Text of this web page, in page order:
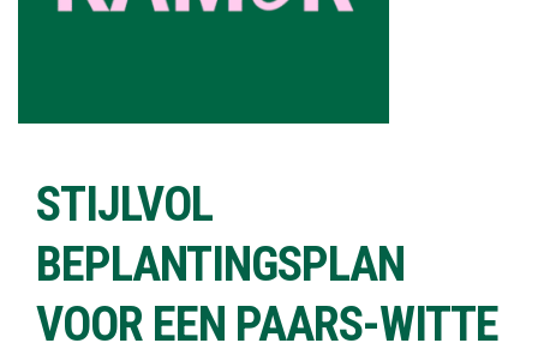
STIJLVOL
BEPLANTINGSPLAN
VOOR EEN PAARS-WITTE